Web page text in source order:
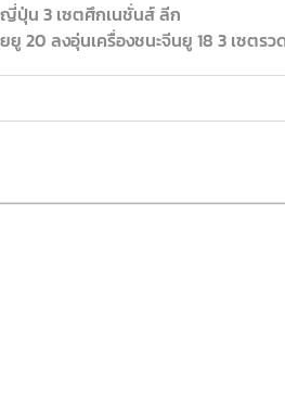
ปุ่น 3 เซตศึกเนชั่นส์ ลีก
ยู 20 ลงอุ่นเครื่องชนะจีนยู 18 3 เซตร